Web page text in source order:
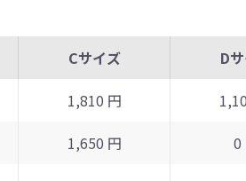
Cサイズ
D
1,810 円
1,650 円
0